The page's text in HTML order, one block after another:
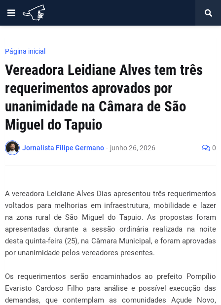
Página inicial
Vereadora Leidiane Alves tem três
requerimentos aprovados por
unanimidade na Câmara de São
Miguel do Tapuio
Jornalista Filipe Germano - junho 26, 2026 0
A vereadora Leidiane Alves Dias apresentou três requerimentos
voltados para melhorias em infraestrutura, mobilidade e lazer
na zona rural de São Miguel do Tapuio. As propostas foram
apresentadas durante a sessão ordinária realizada na noite
desta quinta-feira (25), na Câmara Municipal, e foram aprovadas
por unanimidade pelos vereadores presentes.
Os requerimentos serão encaminhados ao prefeito Pompílio
Evaristo Cardoso Filho para análise e possível execução das
demandas, que contemplam as comunidades Açude Novo,